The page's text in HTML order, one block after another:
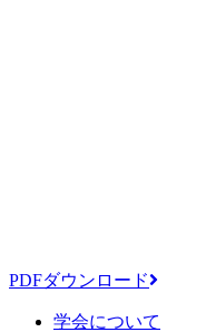
PDFダウンロード
学会について